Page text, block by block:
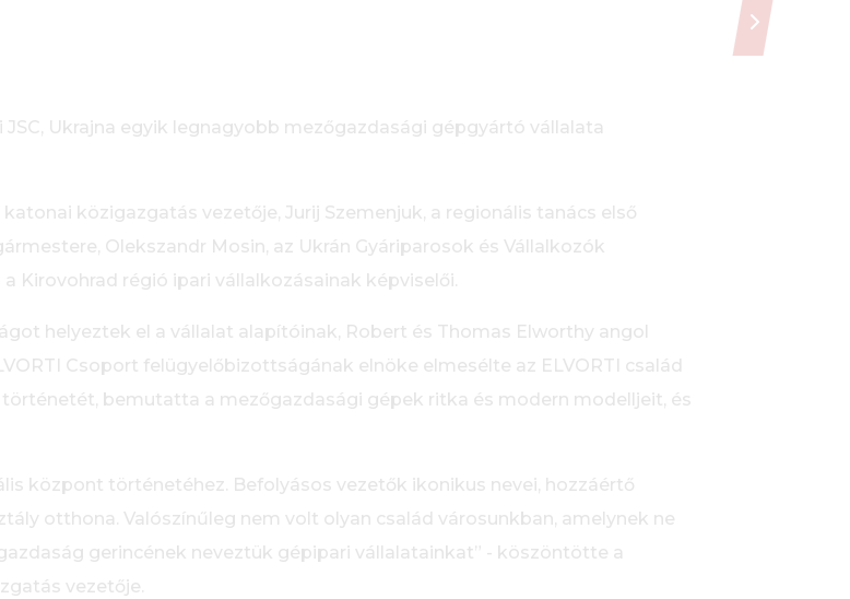
Ukrajna egyik legnagyobb mezőgazdasági gépgyártó vállalata
közigazgatás vezetője, Jurij Szemenjuk, a regionális tanács első
Olekszandr Mosin, az Ukrán Gyáriparosok és Vállalkozók
Kirovohrad régió ipari vállalkozásainak képviselői.
helyeztek el a vállalat alapítóinak, Robert és Thomas Elworthy angol
Csoport felügyelőbizottságának elnöke elmesélte az ELVORTI család
bemutatta a mezőgazdasági gépek ritka és modern modelljeit, és
központ történetéhez. Befolyásos vezetők ikonikus nevei, hozzáértő
otthona. Valószínűleg nem volt olyan család városunkban, amelynek ne
gerincének neveztük gépipari vállalatainkat” - köszöntötte a
vezetője.